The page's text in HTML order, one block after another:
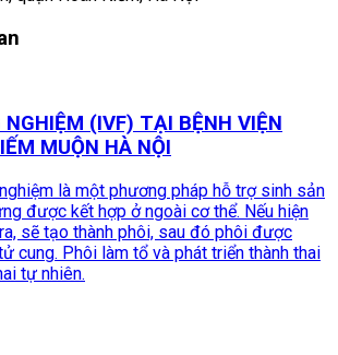
(IVF) TẠI BỆNH VIỆN
MUỘN HÀ NỘI
là một phương pháp hỗ trợ sinh sản
được kết hợp ở ngoài cơ thể. Nếu hiện
sẽ tạo thành phôi, sau đó phôi được
cung. Phôi làm tổ và phát triển thành thai
tự nhiên.